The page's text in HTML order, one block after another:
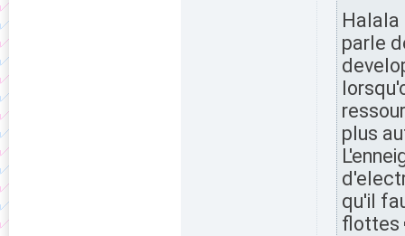
Halala
parle
plus
qu'il
flottes